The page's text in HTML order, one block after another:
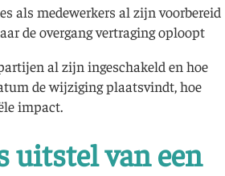
als medewerkers al zijn voorbereid
de overgang vertraging oploopt
al zijn ingeschakeld en hoe
de wijziging plaatsvindt, hoe
impact.
uitstel van een